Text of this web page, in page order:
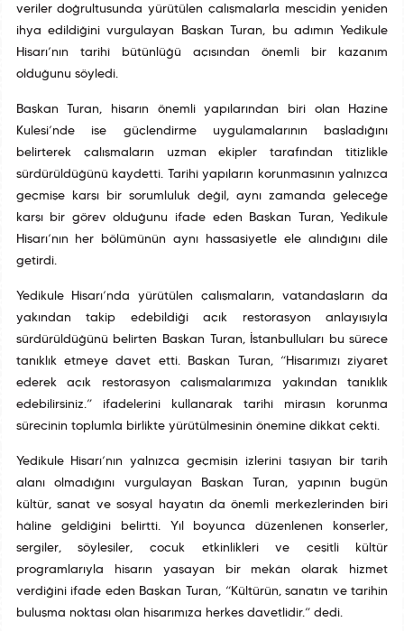
veriler doğrultusunda yürütülen çalışmalarla mescidin yeniden
ihya edildiğini vurgulayan Başkan Turan, bu adımın Yedikule
Hisarı’nın tarihî bütünlüğü açısından önemli bir kazanım
olduğunu söyledi.
Başkan Turan, hisarın önemli yapılarından biri olan Hazine
Kulesi’nde ise güçlendirme uygulamalarının başladığını
belirterek çalışmaların uzman ekipler tarafından titizlikle
sürdürüldüğünü kaydetti. Tarihî yapıların korunmasının yalnızca
geçmişe karşı bir sorumluluk değil, aynı zamanda geleceğe
karşı bir görev olduğunu ifade eden Başkan Turan, Yedikule
Hisarı’nın her bölümünün aynı hassasiyetle ele alındığını dile
getirdi.
Yedikule Hisarı’nda yürütülen çalışmaların, vatandaşların da
yakından takip edebildiği açık restorasyon anlayışıyla
sürdürüldüğünü belirten Başkan Turan, İstanbulluları bu sürece
tanıklık etmeye davet etti. Başkan Turan, “Hisarımızı ziyaret
ederek açık restorasyon çalışmalarımıza yakından tanıklık
edebilirsiniz.” ifadelerini kullanarak tarihî mirasın korunma
sürecinin toplumla birlikte yürütülmesinin önemine dikkat çekti.
Yedikule Hisarı’nın yalnızca geçmişin izlerini taşıyan bir tarih
alanı olmadığını vurgulayan Başkan Turan, yapının bugün
kültür, sanat ve sosyal hayatın da önemli merkezlerinden biri
hâline geldiğini belirtti. Yıl boyunca düzenlenen konserler,
sergiler, söyleşiler, çocuk etkinlikleri ve çeşitli kültür
programlarıyla hisarın yaşayan bir mekân olarak hizmet
verdiğini ifade eden Başkan Turan, “Kültürün, sanatın ve tarihin
buluşma noktası olan hisarımıza herkes davetlidir.” dedi.